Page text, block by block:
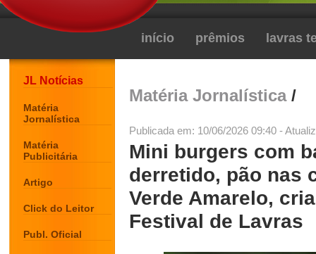
início prêmios lavras
JL Notícias
Matéria
Jornalística
Matéria
Publicitária
Artigo
Click do Leitor
Publ. Oficial
Matéria Jornalística/
Publicada em: 10/06/2026 09:40 -
Mini burgers com
derretido, pão nas
Verde Amarelo,
Festival de Lavras